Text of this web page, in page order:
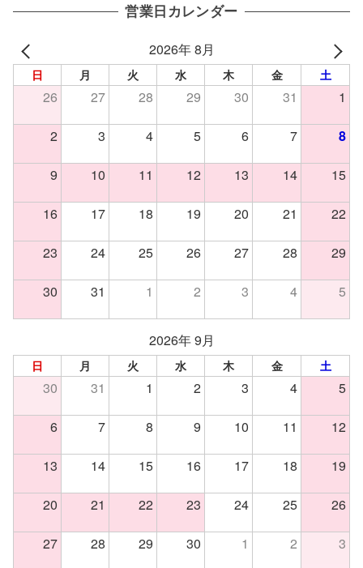
営業日カレンダー
2026年 8月
日 月 火 水 木 金 土
26 27 28 29 30 31 1
2 3 4 5 6 7 8
9 10 11 12 13 14 15
16 17 18 19 20 21 22
23 24 25 26 27 28 29
30 31 1 2 3 4 5
2026年 9月
日 月 火 水 木 金 土
30 31 1 2 3 4 5
6 7 8 9 10 11 12
13 14 15 16 17 18 19
20 21 22 23 24 25 26
27 28 29 30 1 2 3